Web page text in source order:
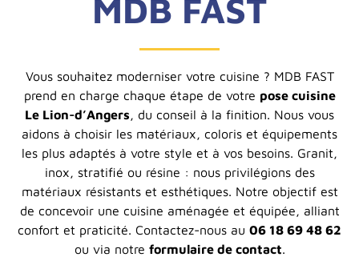
MDB FAST
Vous souhaitez moderniser votre cuisine ? MDB FAST
prend en charge chaque étape de votre pose cuisine
Le Lion-d’Angers, du conseil à la finition. Nous vous
aidons à choisir les matériaux, coloris et équipements
les plus adaptés à votre style et à vos besoins. Granit,
inox, stratifié ou résine : nous privilégions des
matériaux résistants et esthétiques. Notre objectif est
de concevoir une cuisine aménagée et équipée, alliant
confort et praticité. Contactez-nous au 06 18 69 48 62
ou via notre formulaire de contact.